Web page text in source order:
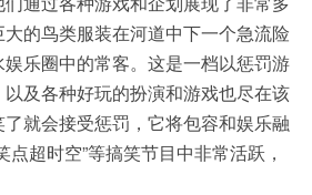
的鸟类服装在河道中下一个急流险
乐圈中的常客。这是一档以惩罚游
及各种好玩的扮演和游戏也尽在该
就会接受惩罚，它将包容和娱乐融
点超时空”等搞笑节目中非常活跃，